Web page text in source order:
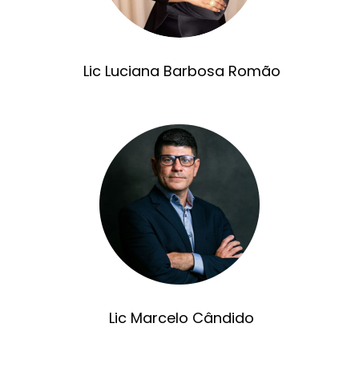
Lic Luciana Barbosa Romão
Lic Marcelo Cândido